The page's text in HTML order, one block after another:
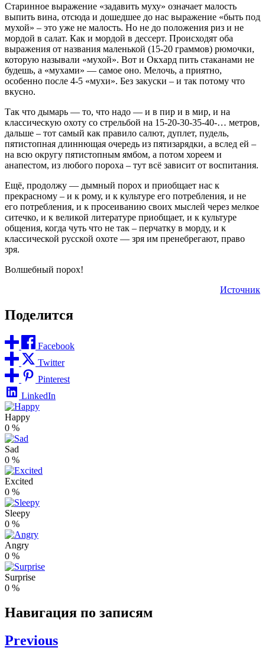
Старинное выражение «задавить муху» означает малость
выпить вина, отсюда и дошедшее до нас выражение «быть под
мухой» – это уже не малость. Но не до положения риз и не
мордой в салат. Как и мордой в дессерт. Происходят оба
выражения от названия маленькой (15-20 граммов) рюмочки,
которую называли «мухой». Вот и Окхард пить стаканами не
будешь, а «мухами» — самое оно. Мелочь, а приятно,
особенно после 4-5 «мухи». Без закуски – и так потому что
вкусно.
Так что дымарь — то, что надо — и в пир и в мир, и на
классическую охоту со стрельбой на 15-20-30-35-40-… метров,
дальше – тот самый как правило салют, дуплет, пудель,
пятистопная длиннющая очередь из пятизарядки, а вслед ей –
на всю округу пятистопным ямбом, а потом хореем и
анапестом, из любого пороха – тут всё зависит от воспитания.
Ещё, продолжу — дымный порох и приобщает нас к
прекрасному – и к рому, и к культуре его потребления, и не
его потребления, и к просеиванию своих мыслей через мелкое
ситечко, и к великой литературе приобщает, и к культуре
общения, когда чуть что не так – перчатку в морду, и к
классической русской охоте — зря им пренебрегают, право
зря.
Волшебный порох!
Источник
Поделится
Facebook
Twitter
Pinterest
LinkedIn
Happy
0 %
Sad
0 %
Excited
0 %
Sleepy
0 %
Angry
0 %
Surprise
0 %
Навигация по записям
Previous